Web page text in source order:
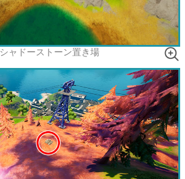
シャドーストーン置き場